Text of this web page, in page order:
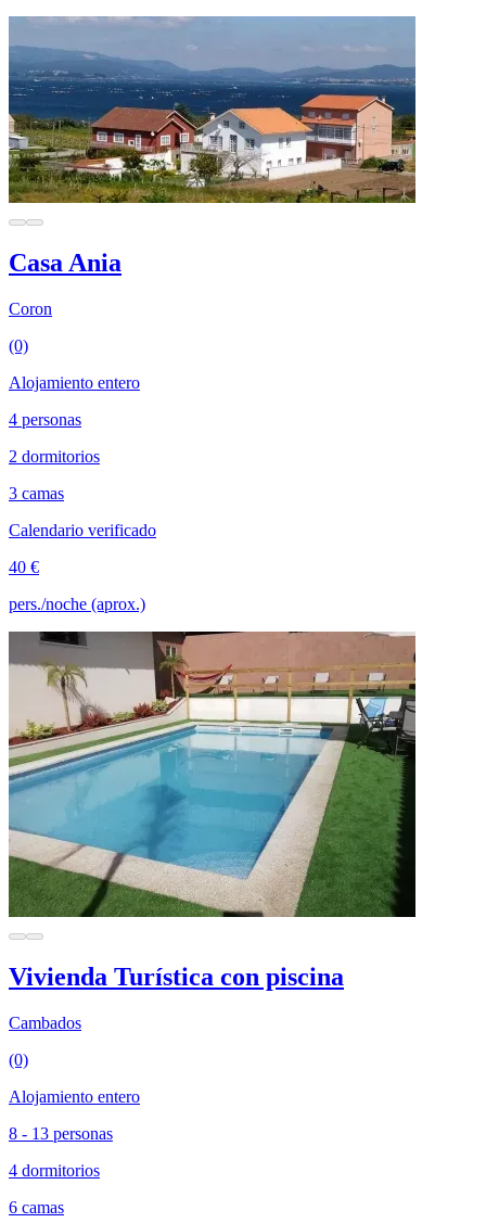
Casa Ania
Coron
(0)
Alojamiento entero
4 personas
2 dormitorios
3 camas
Calendario verificado
40 €
pers./noche (aprox.)
Vivienda Turística con piscina
Cambados
(0)
Alojamiento entero
8 - 13 personas
4 dormitorios
6 camas